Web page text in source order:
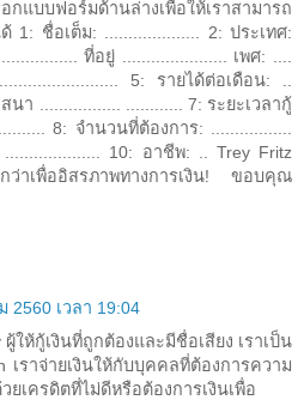
บบฟอร์มด้านล่างเพื่อให้เราสามารถ
ด้ 1: ชื่อเต็ม: .................... 2: ประเทศ:
ที่อยู่ ...................... เพศ: ....
5: รายได้ต่อเดือน: ..
สนา ................. ............ 7: ระยะเวลากู้
8: จำนวนที่ต้องการ: .................
10: อาชีพ: .. Trey Fritz
ว่าเพื่ออิสรภาพทางการเงิน! ขอบคุณ
2560 เวลา 19:04
ให้กู้เงินที่ถูกต้องและมีชื่อเสียง เราเป็น
เราจ่ายเงินให้กับบุคคลที่ต้องการความ
ยเครดิตที่ไม่ดีหรือต้องการเงินเพื่อ